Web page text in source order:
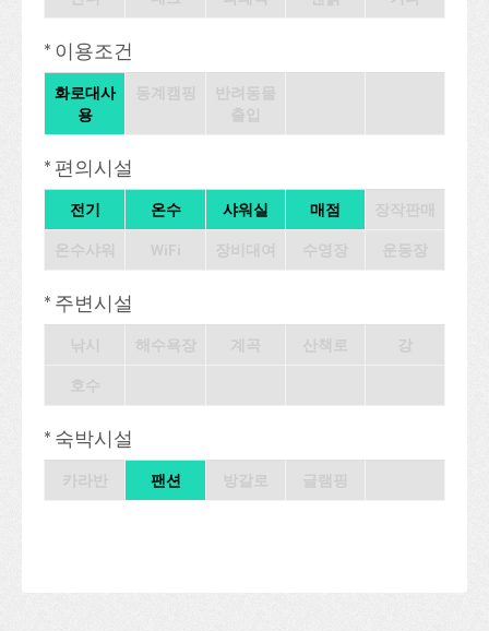
* 이용조건
화로대사
용
* 편의시설
전기 온수 샤워실 매점
* 주변시설
* 숙박시설
팬션